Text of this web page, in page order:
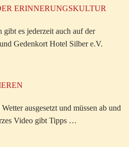
ERINNERUNGSKULTUR
es jederzeit auch auf der
Gedenkort Hotel Silber e.V.
ausgesetzt und müssen ab und
Video gibt Tipps …